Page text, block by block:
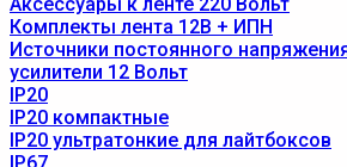
Комплекты лента 12В + ИПН
Источники постоянного
усилители 12 Вольт
IP20
IP20 компактные
IP20 ультратонкие для лайтбоксов